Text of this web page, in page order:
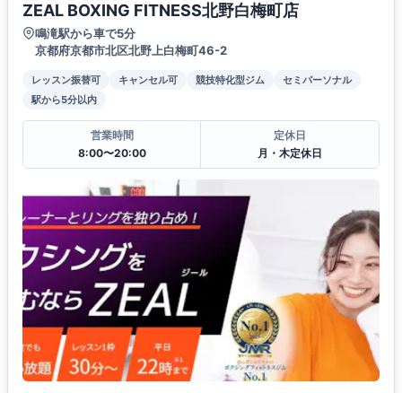
ZEAL BOXING FITNESS北野白梅町店
鳴滝駅から車で5分
京都府京都市北区北野上白梅町46-2
レッスン振替可 キャンセル可 競技特化型ジム
セミパーソナル
駅から5分以内
営業時間
8:00〜20:00
定休日
月・木定休日